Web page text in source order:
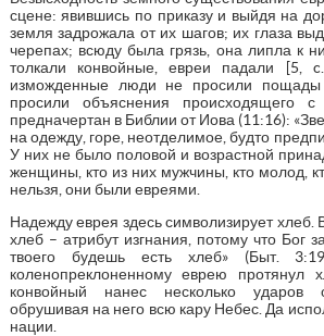
сцене: явившись по приказу и выйдя на
земля задрожала от их шагов; их глаза
черепах; всюду была грязь, она липла к
толкали конвойные, евреи падали [5,
изможденные люди не просили
просили объяснения
предначертан в Библии от Иова (11:16):
на одежду, горе, неотделимое, будто
У них не было половой и возрастной
женщины, кто из них мужчины, кто молод,
нельзя, они были евреями.
Надежду еврея здесь символизирует
хлеб – атрибут изгнания, потому что Бог
твоего будешь есть хлеб» (Быт.
коленопреклоненному еврею протянул
конвойный нанес несколько ударов
обрушивая на него всю кару Небес. Да
нации.